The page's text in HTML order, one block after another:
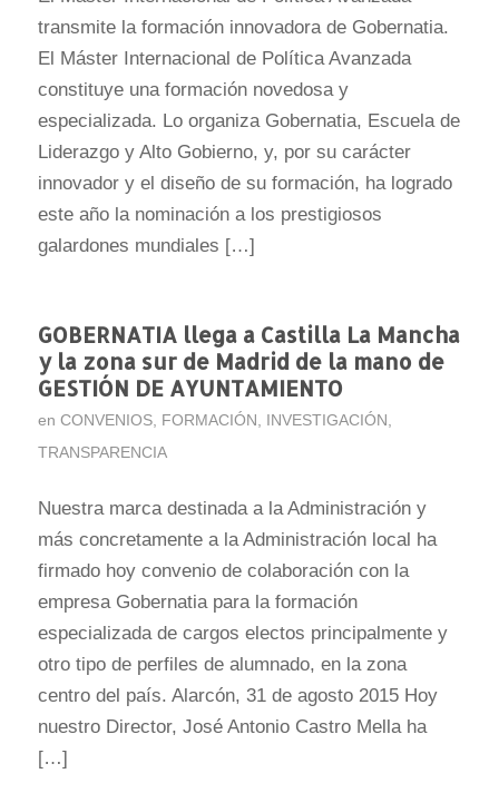
transmite la formación innovadora de Gobernatia.
El Máster Internacional de Política Avanzada
constituye una formación novedosa y
especializada. Lo organiza Gobernatia, Escuela de
Liderazgo y Alto Gobierno, y, por su carácter
innovador y el diseño de su formación, ha logrado
este año la nominación a los prestigiosos
galardones mundiales […]
GOBERNATIA llega a Castilla La Mancha
y la zona sur de Madrid de la mano de
GESTIÓN DE AYUNTAMIENTO
en CONVENIOS, FORMACIÓN , INVESTIGACIÓN ,
TRANSPARENCIA
Nuestra marca destinada a la Administración y
más concretamente a la Administración local ha
firmado hoy convenio de colaboración con la
empresa Gobernatia para la formación
especializada de cargos electos principalmente y
otro tipo de perfiles de alumnado, en la zona
centro del país. Alarcón, 31 de agosto 2015 Hoy
nuestro Director, José Antonio Castro Mella ha
[…]